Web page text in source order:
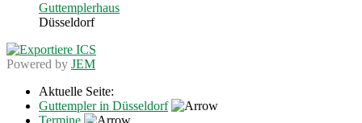
Guttemplerhaus
Düsseldorf
Powered by JEM
Aktuelle Seite:
Guttempler in Düsseldorf